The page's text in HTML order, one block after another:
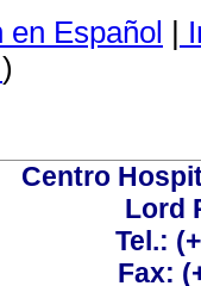
Español
)
Centro
Lord
Tel.:
Fax: